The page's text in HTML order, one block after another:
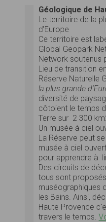
Géologique de
Le territoire de la
d'Europe
Ce territoire est
Global Geopark
Network soutenus
Lieu de transition
Réserve Naturelle
la plus grande
diversité de
côtoient le temps
Terre sur 2 300
Un musée à ciel
La Réserve peut
musée à ciel
pour apprendre à
Des circuits de
tous sont
muséographiques
les Bains. Ainsi,
Haute Provence
travers le temps.